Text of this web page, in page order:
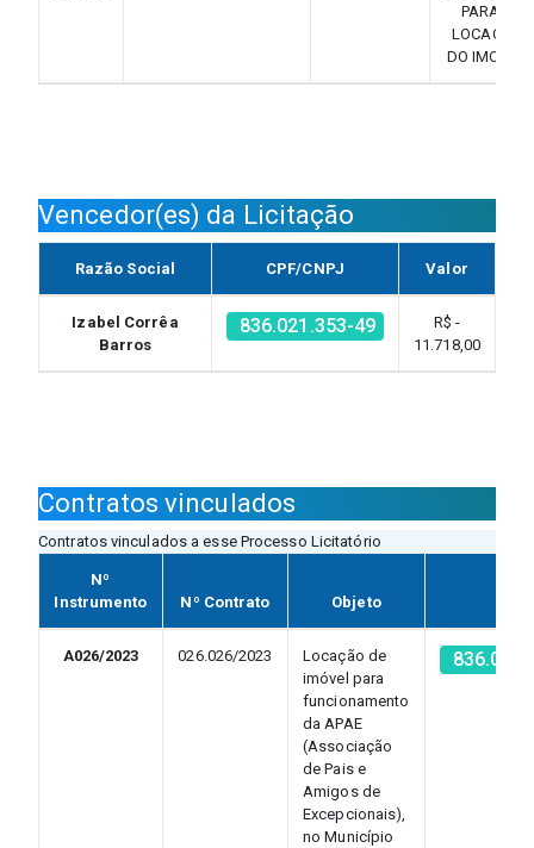
PARA A
LOCAÇÃO
DO IMOVEL.
Vencedor(es) da Licitação
Razão Social CPF/CNPJ Valor
Izabel Corrêa
Barros
836.021.353-49
R$ -
11.718,00
Contratos vinculados
Contratos vinculados a esse Processo Licitatório
Nº
Instrumento
Nº Contrato Objeto
A026/2023 026.026/2023
Locação de
imóvel para
funcionamento
da APAE
(Associação
de Pais e
Amigos de
Excepcionais),
no Município